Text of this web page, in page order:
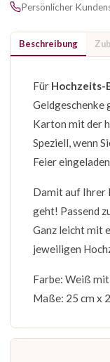
Persönlicher
Beschreibung
Für Hochzeits-
Geldgeschenke
Karton mit der
Speziell, wenn
Feier
Damit auf Ihrer
geht! Passend
Ganz leicht mit
jeweiligen
Farbe: Weiß
Maße: 25 cm x